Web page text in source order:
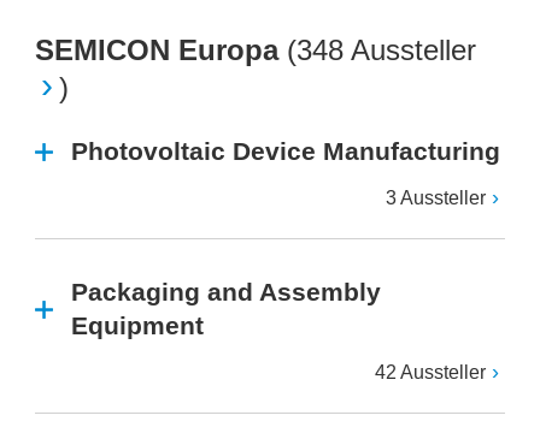
SEMICON Europa (348 Aussteller
)
Photovoltaic Device Manufacturing
3 Aussteller
Packaging and Assembly
Equipment
42 Aussteller